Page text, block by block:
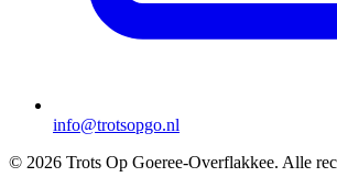
info@trotsopgo.nl
© 2026 Trots Op Goeree-Overflakkee. Alle